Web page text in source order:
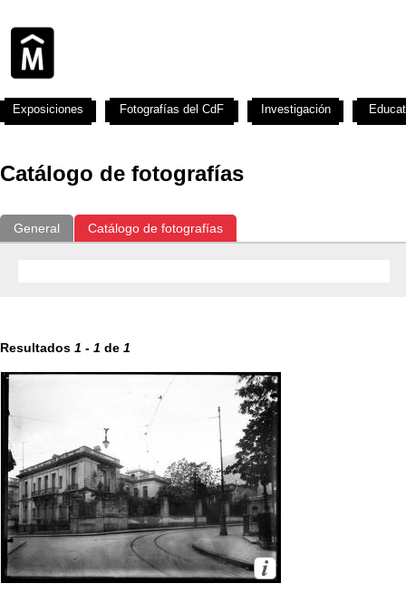
Catálogo de fotografías
General Catálogo de fotografías
Resultados 1 - 1 de 1
Exposiciones Fotografías del CdF Investigación